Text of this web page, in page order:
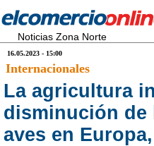
Noticias Zona Norte
16.05.2023 - 15:00
Internacionales
La agricultura
disminución de
aves en